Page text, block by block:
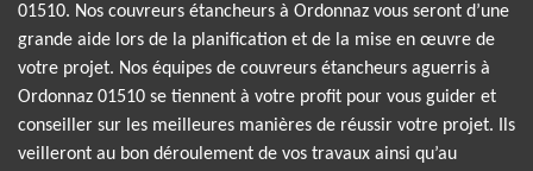
01510. Nos couvreurs étancheurs à Ordonnaz vous seront d’une
grande aide lors de la planification et de la mise en œuvre de
votre projet. Nos équipes de couvreurs étancheurs aguerris à
Ordonnaz 01510 se tiennent à votre profit pour vous guider et
conseiller sur les meilleures manières de réussir votre projet. Ils
veilleront au bon déroulement de vos travaux ainsi qu’au